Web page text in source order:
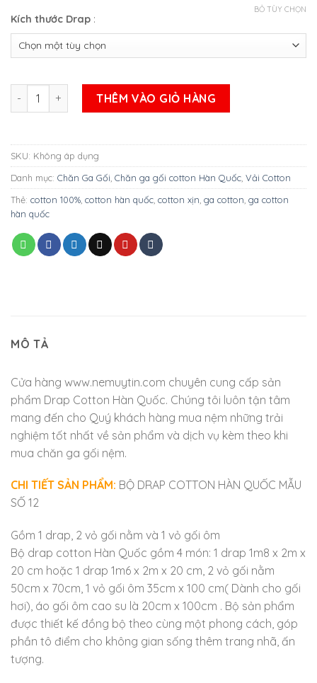
Kích thước Drap :
BỎ TÙY CHỌN
BỘ DRAP COTTON HÀN QUỐC MẪU SỐ 12 số lượng
THÊM VÀO GIỎ HÀNG
SKU: Không áp dụng
Danh mục: Chăn Ga Gối Chăn ga gối cotton Hàn Quốc Vải Cotton
Thẻ: cotton 100% cotton hàn quốc cotton xịn ga cotton ga cotton
hàn quốc
MÔ TẢ
Cửa hàng www.nemuytin.com chuyên cung cấp sản
phẩm Drap Cotton Hàn Quốc. Chúng tôi luôn tận tâm
mang đến cho Quý khách hàng mua nệm những trải
nghiệm tốt nhất về sản phẩm và dịch vụ kèm theo khi
mua chăn ga gối nệm.
CHI TIẾT SẢN PHẨM: BỘ DRAP COTTON HÀN QUỐC MẪU
SỐ 12
Gồm 1 drap, 2 vỏ gối nằm và 1 vỏ gối ôm
Bộ drap cotton Hàn Quốc gồm 4 món: 1 drap 1m8 x 2m x
20 cm hoặc 1 drap 1m6 x 2m x 20 cm, 2 vỏ gối nằm
50cm x 70cm, 1 vỏ gối ôm 35cm x 100 cm( Dành cho gối
hơi), áo gối ôm cao su là 20cm x 100cm . Bộ sản phẩm
được thiết kế đồng bộ theo cùng một phong cách, góp
phần tô điểm cho không gian sống thêm trang nhã, ấn
tượng.